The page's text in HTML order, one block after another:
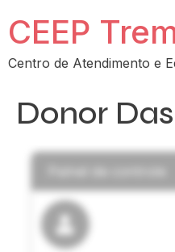
CEEP
Centro de Atendimento e
Donor